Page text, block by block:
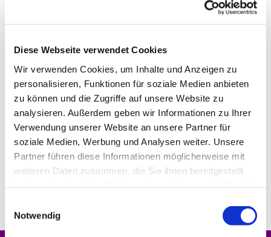
Diese Webseite verwendet Cookies
Wir verwenden Cookies, um Inhalte und Anzeigen zu
personalisieren, Funktionen für soziale Medien anbieten
zu können und die Zugriffe auf unsere Website zu
analysieren. Außerdem geben wir Informationen zu Ihrer
Verwendung unserer Website an unsere Partner für
soziale Medien, Werbung und Analysen weiter. Unsere
Partner führen diese Informationen möglicherweise mit
weiteren Daten zusammen, die Sie ihnen bereitgestellt
Notwendig